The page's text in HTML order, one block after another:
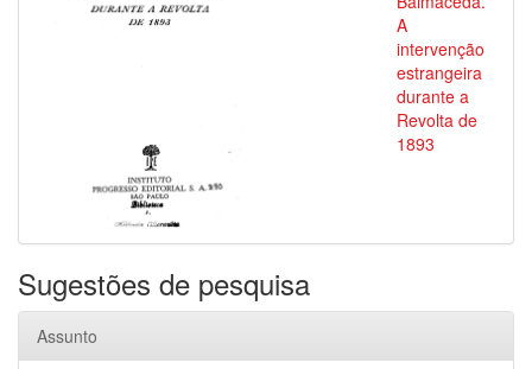
A
intervenção
estrangeira
durante a
Revolta de
1893
Sugestões de pesquisa
Assunto